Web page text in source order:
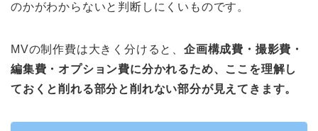
のかがわからないと判断しにくいものです。
MVの制作費は大きく分けると、 企画構成費・撮影費・
編集費・オプション費に分かれるため、ここを理解し
ておくと削れる部分と削れない部分が見えてきます。